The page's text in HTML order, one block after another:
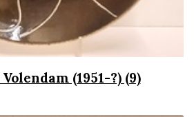
(1951-?) (9)